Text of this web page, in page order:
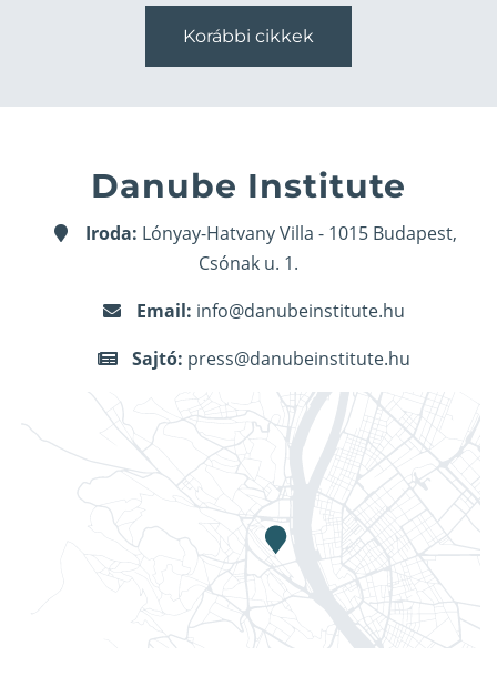
Korábbi cikkek
Danube Institute
Iroda: Lónyay-Hatvany Villa - 1015 Budapest,
Csónak u. 1.
Email: info@danubeinstitute.hu
Sajtó: press@danubeinstitute.hu